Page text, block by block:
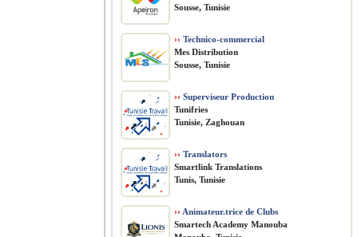
Sousse, Tunisie
›› Technico-commercial
Mes Distribution
Sousse, Tunisie
›› Superviseur Production
Tunifries
Tunisie, Zaghouan
›› Translators
Smartlink Translations
Tunis, Tunisie
›› Animateur.trice de Clubs
Smartech Academy Manouba